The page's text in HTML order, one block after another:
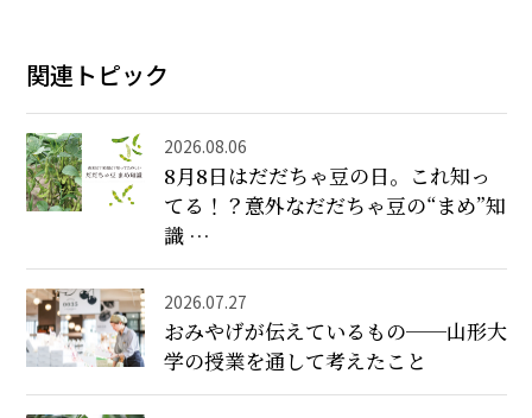
関連トピック
2026.08.06
8月8日はだだちゃ豆の日。これ知っ
てる！？意外なだだちゃ豆の“まめ”知
識 …
2026.07.27
おみやげが伝えているもの──山形大
学の授業を通して考えたこと